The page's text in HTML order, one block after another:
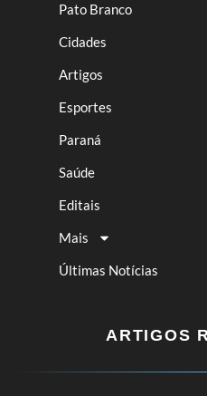
Pato Branco
Cidades
Artigos
Esportes
Paraná
Saúde
Editais
Mais
Últimas Notícias
ARTIGOS